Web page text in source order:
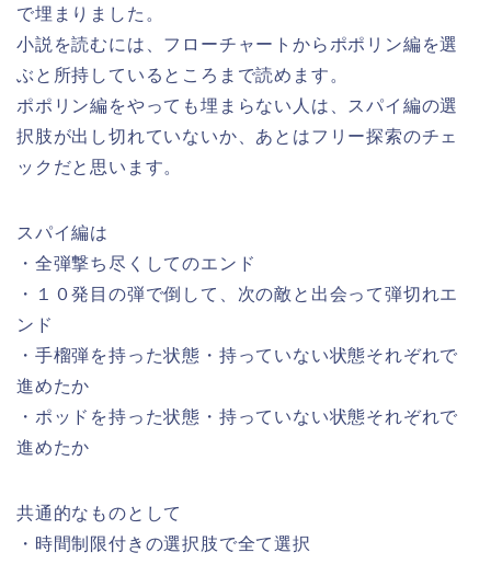
で埋まりました。
小説を読むには、フローチャートからポポリン編を選
ぶと所持しているところまで読めます。
ポポリン編をやっても埋まらない人は、スパイ編の選
択肢が出し切れていないか、あとはフリー探索のチェ
ックだと思います。
スパイ編は
・全弾撃ち尽くしてのエンド
・１０発目の弾で倒して、次の敵と出会って弾切れエ
ンド
・手榴弾を持った状態・持っていない状態それぞれで
進めたか
・ポッドを持った状態・持っていない状態それぞれで
進めたか
共通的なものとして
・時間制限付きの選択肢で全て選択